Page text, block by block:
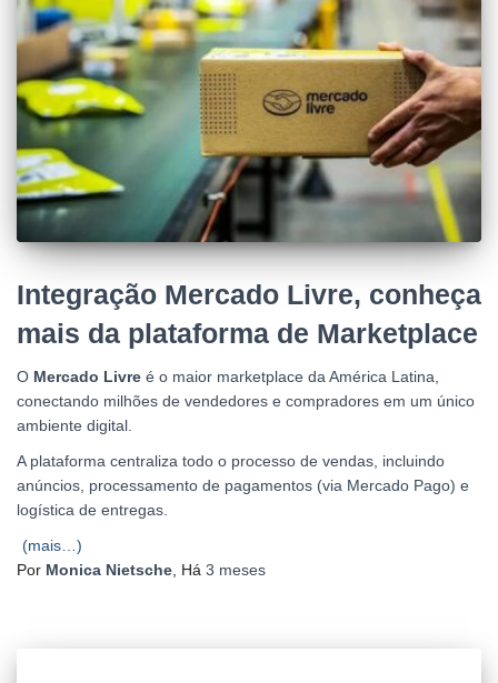
Integração Mercado Livre, conheça
mais da plataforma de Marketplace
O Mercado Livre é o maior marketplace da América Latina,
conectando milhões de vendedores e compradores em um único
ambiente digital.
A plataforma centraliza todo o processo de vendas, incluindo
anúncios, processamento de pagamentos (via Mercado Pago) e
logística de entregas.
(mais…)
Por Monica Nietsche , Há 3 meses